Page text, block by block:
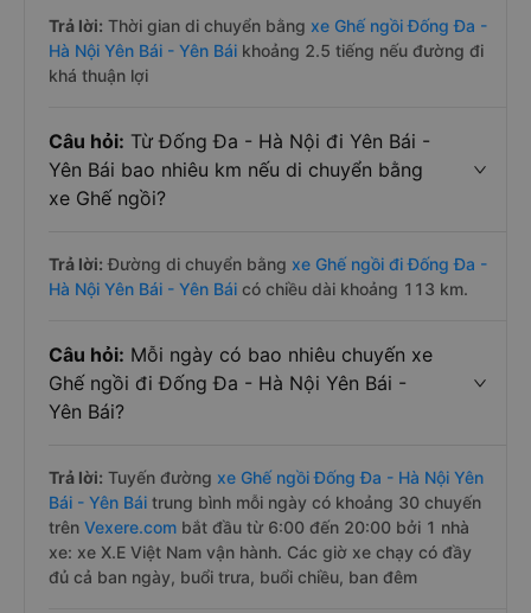
Trả lời: Thời gian di chuyển bằng xe Ghế ngồi Đống Đa -
Hà Nội Yên Bái - Yên Bái khoảng 2.5 tiếng nếu đường đi
khá thuận lợi
Câu hỏi: Từ Đống Đa - Hà Nội đi Yên Bái -
Yên Bái bao nhiêu km nếu di chuyển bằng
xe Ghế ngồi?
Trả lời: Đường di chuyển bằng xe Ghế ngồi đi Đống Đa -
Hà Nội Yên Bái - Yên Bái có chiều dài khoảng 113 km.
Câu hỏi: Mỗi ngày có bao nhiêu chuyến xe
Ghế ngồi đi Đống Đa - Hà Nội Yên Bái -
Yên Bái?
Trả lời: Tuyến đường xe Ghế ngồi Đống Đa - Hà Nội Yên
Bái - Yên Bái trung bình mỗi ngày có khoảng 30 chuyến
trên Vexere.com bắt đầu từ 6:00 đến 20:00 bởi 1 nhà
xe: xe X.E Việt Nam vận hành. Các giờ xe chạy có đầy
đủ cả ban ngày, buổi trưa, buổi chiều, ban đêm